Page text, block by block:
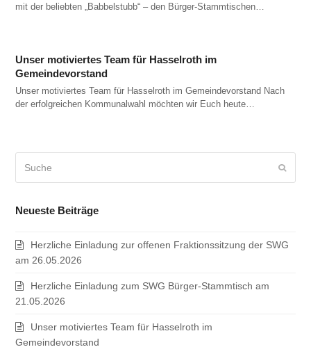
mit der beliebten „Babbelstubb“ – den Bürger-Stammtischen…
Unser motiviertes Team für Hasselroth im
Gemeindevorstand
Unser motiviertes Team für Hasselroth im Gemeindevorstand Nach
der erfolgreichen Kommunalwahl möchten wir Euch heute…
Neueste Beiträge
Herzliche Einladung zur offenen Fraktionssitzung der SWG
am 26.05.2026
Herzliche Einladung zum SWG Bürger-Stammtisch am
21.05.2026
Unser motiviertes Team für Hasselroth im
Gemeindevorstand